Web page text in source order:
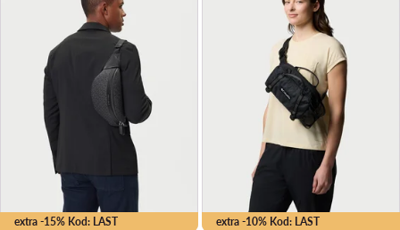
extra -15% Kod: LAST extra -10% Kod: LAST